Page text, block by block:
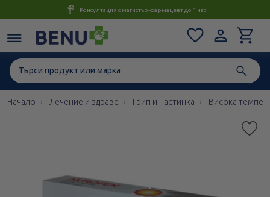
Консултация с магистър-фармацевт до 1 час
Начало Лечение и здраве Грип и настинка Висока